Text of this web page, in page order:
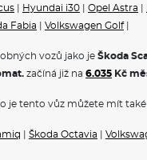
VÝBAVA:
Hyundai i30 Opel Astra
Fabia Volkswagen Golf|
vozů jako je Škoda
začíná již na 6.035 Kč
je tento vůz můžete mít
Škoda Octavia